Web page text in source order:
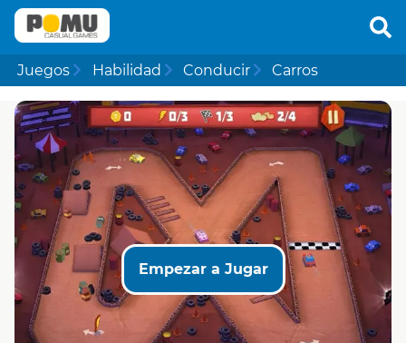
Juegos Habilidad Conducir Carros
Empezar a Jugar